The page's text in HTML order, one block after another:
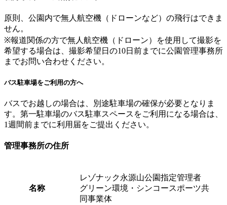
原則、公園内で無人航空機（ドローンなど）の飛行はできま
せん。
※報道関係の方で無人航空機（ドローン）を使用して撮影を
希望する場合は、撮影希望日の10日前までに公園管理事務所
までお問い合わせください。
バス駐車場をご利用の方へ
バスでお越しの場合は、別途駐車場の確保が必要となりま
す。第一駐車場のバス駐車スペースをご利用になる場合は、
1週間前までに利用届をご提出ください。
管理事務所の住所
名称
レゾナック永源山公園指定管理者
グリーン環境・シンコースポーツ共
同事業体